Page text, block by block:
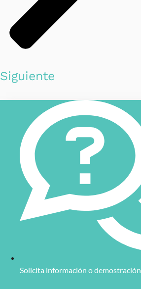
Siguiente
Solicita información o demostración